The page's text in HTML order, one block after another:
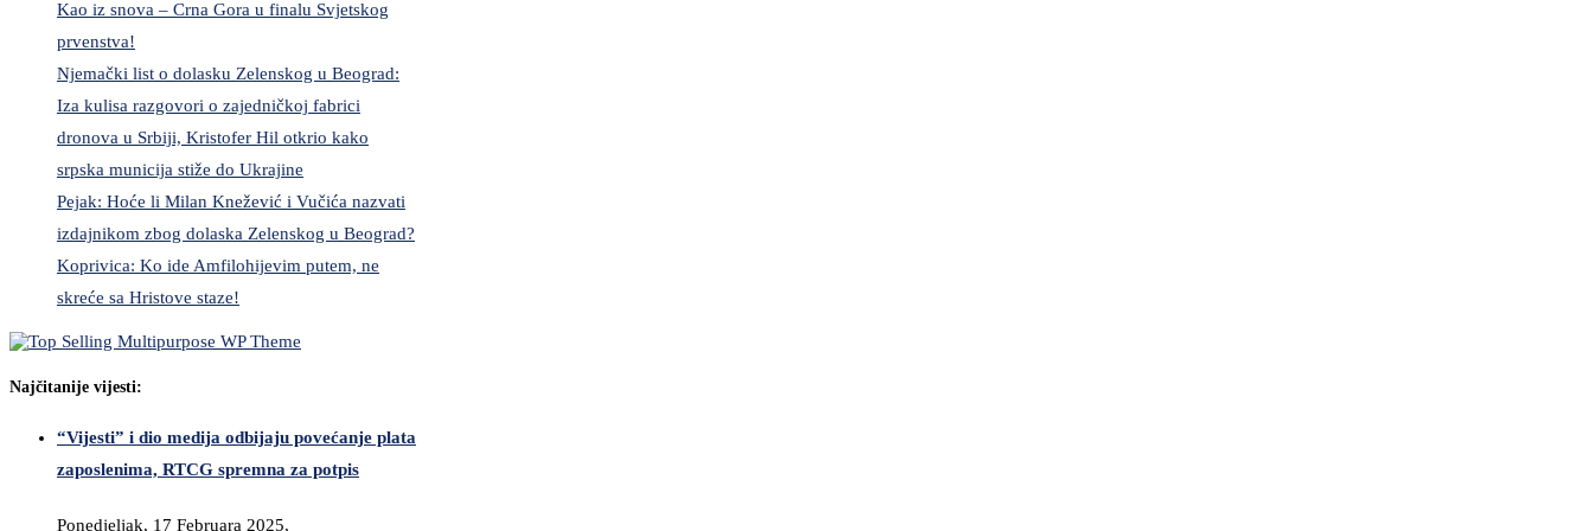
Kao iz snova – Crna Gora u finalu Svjetskog
prvenstva!
Njemački list o dolasku Zelenskog u Beograd:
Iza kulisa razgovori o zajedničkoj fabrici
dronova u Srbiji, Kristofer Hil otkrio kako
srpska municija stiže do Ukrajine
Pejak: Hoće li Milan Knežević i Vučića nazvati
izdajnikom zbog dolaska Zelenskog u Beograd?
Koprivica: Ko ide Amfilohijevim putem, ne
skreće sa Hristove staze!
Najčitanije vijesti:
“Vijesti” i dio medija odbijaju povećanje plata
zaposlenima, RTCG spremna za potpis
Ponedjeljak, 17 Februara 2025,